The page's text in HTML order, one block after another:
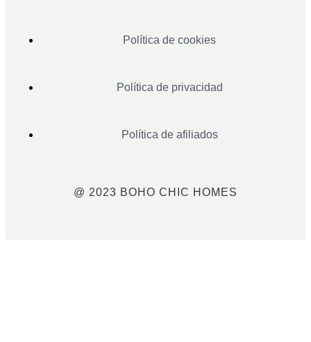
Política de cookies
Política de privacidad
Política de afiliados
@ 2023 BOHO CHIC HOMES